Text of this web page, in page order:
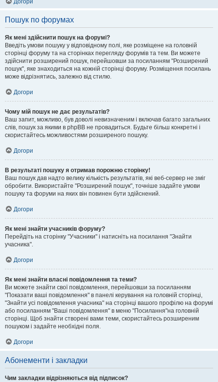
Догори
Пошук по форумах
Як мені здійснити пошук на форумі?
Введіть умови пошуку у відповідному полі, яке розміщене на головній
сторінці форуму та на сторінках перегляду форумів та тем. Ви можете
здійснити розширений пошук, перейшовши за посиланням "Розширений
пошук", яке знаходиться на кожній сторінці форуму. Розміщення посилань
може відрізнятись, залежно від стилю.
Догори
Чому мій пошук не дає результатів?
Ваш запит, можливо, був доволі невизначеним і включав багато загальних
слів, пошук за якими в phpBB не провадиться. Будьте більш конкретні і
скористайтесь можливостями розширеного пошуку.
Догори
В результаті пошуку я отримав порожню сторінку!
Ваш пошук дав надто велику кількість результатів, які веб-сервер не зміг
обробити. Використайте "Розширений пошук", точніше задайте умови
пошуку та форуми на яких він повинен бути здійснений.
Догори
Як мені знайти учасників форуму?
Перейдіть на сторінку "Учасники" і натисніть на посилання "Знайти
учасника".
Догори
Як мені знайти власні повідомлення та теми?
Ви можете знайти свої повідомлення, перейшовши за посиланням
"Показати ваші повідомлення" в панелі керування на головній сторінці,
"Знайти усі повідомлення учасника" на сторінці вашого профілю на форумі
або посиланням "Ваші повідомлення" в меню "Посилання"на головній
сторінці. Щоб знайти створені вами теми, скористайтесь розширеним
пошуком і задайте необхідні поля.
Догори
Абонементи і закладки
Чим закладки відрізняються від підписок?